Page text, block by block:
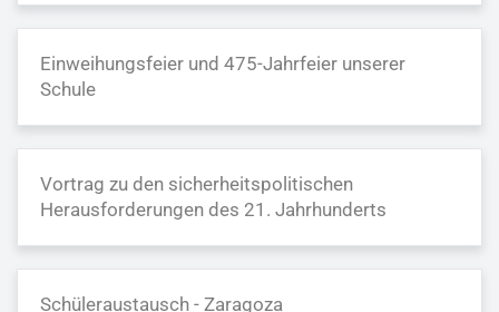
Einweihungsfeier und 475-Jahrfeier unserer
Schule
Vortrag zu den sicherheitspolitischen
Herausforderungen des 21. Jahrhunderts
Schüleraustausch - Zaragoza